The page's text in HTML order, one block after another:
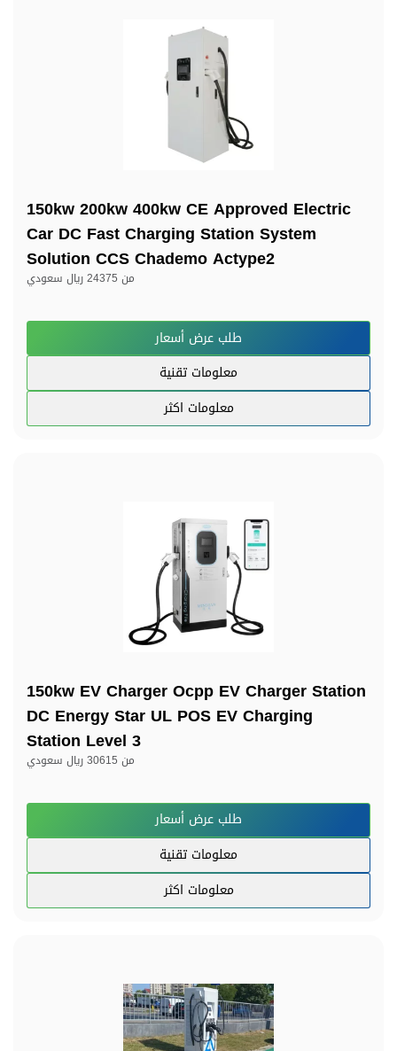
150kw 200kw 400kw CE Approved Electric
Car DC Fast Charging Station System
Solution CCS Chademo Actype2
من 24375 ريال سعودي
طلب عرض أسعار
معلومات تقنية
معلومات اكثر
150kw EV Charger Ocpp EV Charger Station
DC Energy Star UL POS EV Charging
Station Level 3
من 30615 ريال سعودي
طلب عرض أسعار
معلومات تقنية
معلومات اكثر